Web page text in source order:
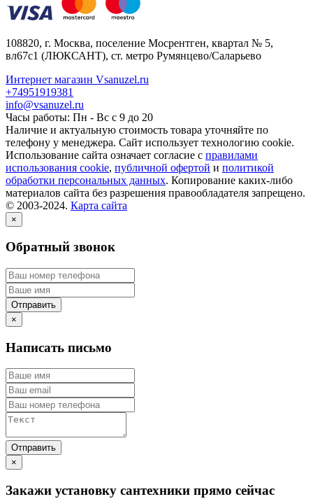
108820, г. Москва, поселение Мосрентген, квартал № 5,
вл67с1 (ЛЮКСАНТ), ст. метро Румянцево/Саларьево
Интернет магазин Vsanuzel.ru
+74951919381
info@vsanuzel.ru
Часы работы: Пн - Вс с 9 до 20
Наличие и актуальную стоимость товара уточняйте по
телефону у менеджера. Сайт использует технологию cookie.
Использование сайта означает согласие с правилами
использования cookie, публичной офертой и политикой
обработки персональных данных. Копирование каких-либо
материалов сайта без разрешения правообладателя запрещено.
© 2003-2024. Карта сайта
×
Обратный звонок
×
Написать письмо
×
Закажи установку сантехники прямо сейчас